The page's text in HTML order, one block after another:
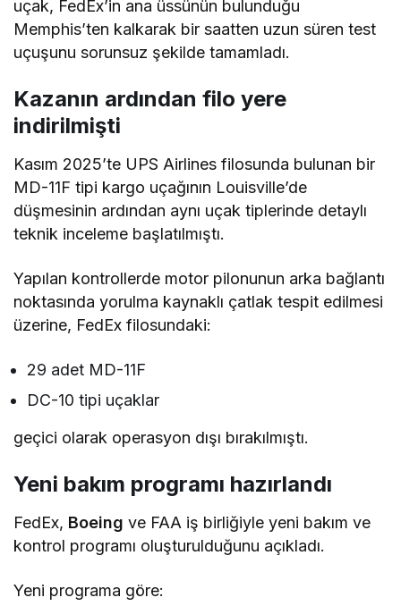
uçak, FedEx’in ana üssünün bulunduğu
Memphis’ten kalkarak bir saatten uzun süren test
uçuşunu sorunsuz şekilde tamamladı.
Kazanın ardından filo yere
indirilmişti
Kasım 2025’te UPS Airlines filosunda bulunan bir
MD-11F tipi kargo uçağının Louisville’de
düşmesinin ardından aynı uçak tiplerinde detaylı
teknik inceleme başlatılmıştı.
Yapılan kontrollerde motor pilonunun arka bağlantı
noktasında yorulma kaynaklı çatlak tespit edilmesi
üzerine, FedEx filosundaki:
29 adet MD-11F
DC-10 tipi uçaklar
geçici olarak operasyon dışı bırakılmıştı.
Yeni bakım programı hazırlandı
FedEx, Boeing ve FAA iş birliğiyle yeni bakım ve
kontrol programı oluşturulduğunu açıkladı.
Yeni programa göre: